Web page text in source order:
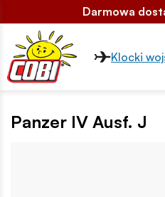
Darmowa
Klocki
Panzer IV Ausf. J